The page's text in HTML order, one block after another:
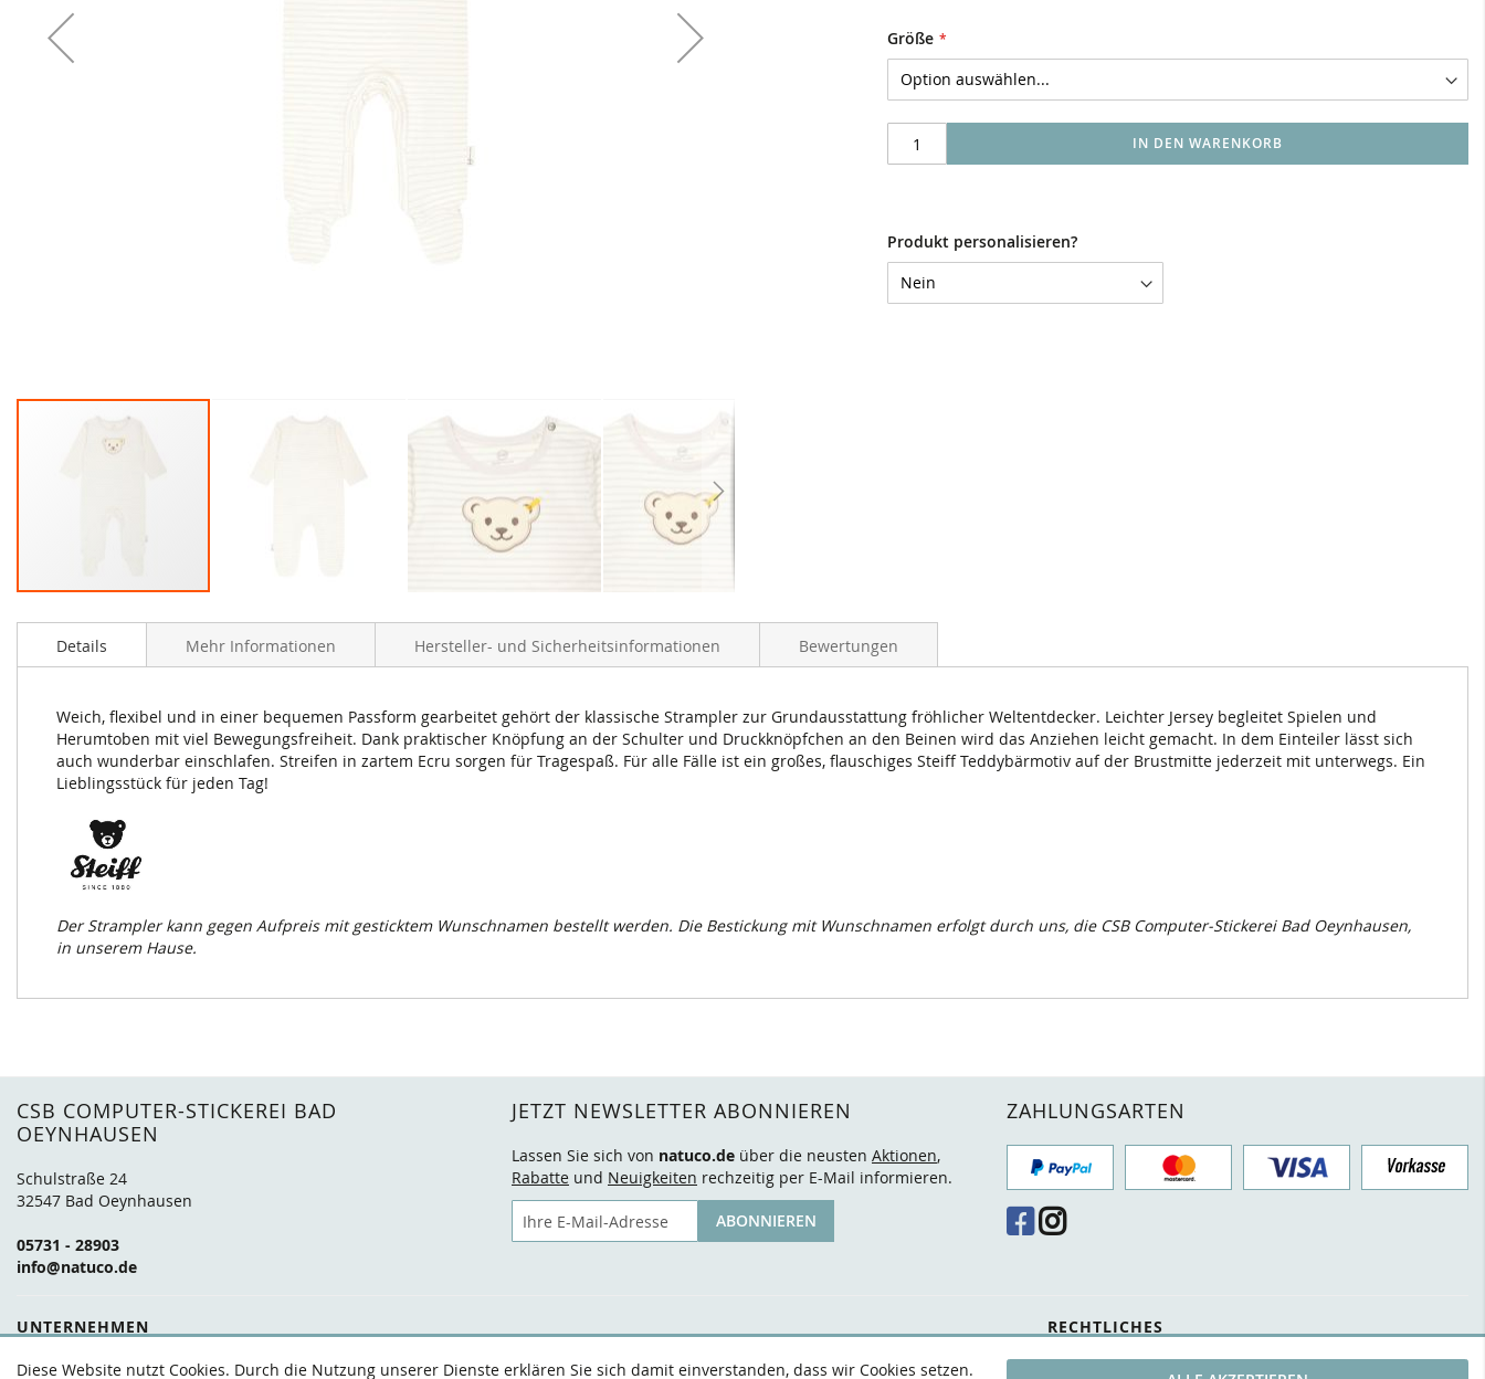
Diese Website nutzt Cookies. Durch die Nutzung unserer Dienste erklären Sie sich damit einverstanden, dass wir Cookies setzen.
Größe
IN DEN WARENKORB
Produkt personalisieren?
Anfang
Bildergalerie
Details
Weich, flexibel und in einer bequemen Passform gearbeitet gehört der klassische Strampler zur Grundausstattung fröhlicher Weltentdecker. Leichter Jersey begleitet Spielen und
Herumtoben mit viel Bewegungsfreiheit. Dank praktischer Knöpfung an der Schulter und Druckknöpfchen an den Beinen wird das Anziehen leicht gemacht. In dem Einteiler lässt sich
auch wunderbar einschlafen. Streifen in zartem Ecru sorgen für Tragespaß. Für alle Fälle ist ein großes, flauschiges Steiff Teddybärmotiv auf der Brustmitte jederzeit mit unterwegs. Ein
Lieblingsstück für jeden Tag!
Der Strampler kann gegen Aufpreis mit gesticktem Wunschnamen bestellt werden. Die Bestickung mit Wunschnamen erfolgt durch uns, die CSB Computer-Stickerei Bad Oeynhausen,
in unserem Hause.
Mehr Informationen Hersteller- und Sicherheitsinformationen Bewertungen
CSB COMPUTER-STICKEREI BAD
OEYNHAUSEN
Schulstraße 24
32547 Bad Oeynhausen
05731 - 28903
info@natuco.de
JETZT NEWSLETTER ABONNIEREN
Lassen Sie sich von natuco.de über die neusten Aktionen,
Rabatte und Neuigkeiten rechzeitig per E-Mail informieren.
E-Mail
ABONNIEREN
ZAHLUNGSARTEN
UNTERNEHMEN
Über unsMarkenAnfahrtFAQ Kontakt
RECHTLICHES